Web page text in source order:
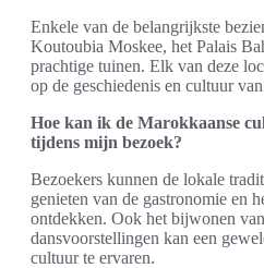
Enkele van de belangrijkste
Koutoubia Moskee, het Palais
prachtige tuinen. Elk van deze
op de geschiedenis en cultuur
Hoe kan ik de Marokkaanse
tijdens mijn bezoek?
Bezoekers kunnen de lokale
genieten van de gastronomie en
ontdekken. Ook het bijwonen
dansvoorstellingen kan een
cultuur te ervaren.